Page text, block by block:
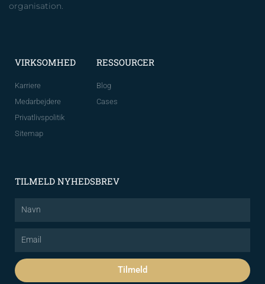
organisation.
VIRKSOMHED
Karriere
Medarbejdere
Privatlivspolitik
Sitemap
RESSOURCER
Blog
Cases
TILMELD NYHEDSBREV
Tilmeld